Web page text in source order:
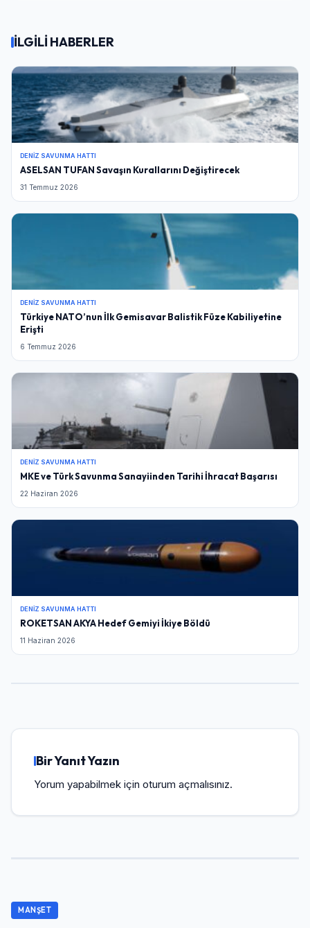
İLGİLİ HABERLER
DENIZ SAVUNMA HATTI
ASELSAN TUFAN Savaşın Kurallarını Değiştirecek
31 Temmuz 2026
DENIZ SAVUNMA HATTI
Türkiye NATO’nun İlk Gemisavar Balistik Füze Kabiliyetine
Erişti
6 Temmuz 2026
DENIZ SAVUNMA HATTI
MKE ve Türk Savunma Sanayiinden Tarihi İhracat Başarısı
22 Haziran 2026
DENIZ SAVUNMA HATTI
ROKETSAN AKYA Hedef Gemiyi İkiye Böldü
11 Haziran 2026
Bir Yanıt Yazın
Yorum yapabilmek için oturum açmalısınız.
MANŞET